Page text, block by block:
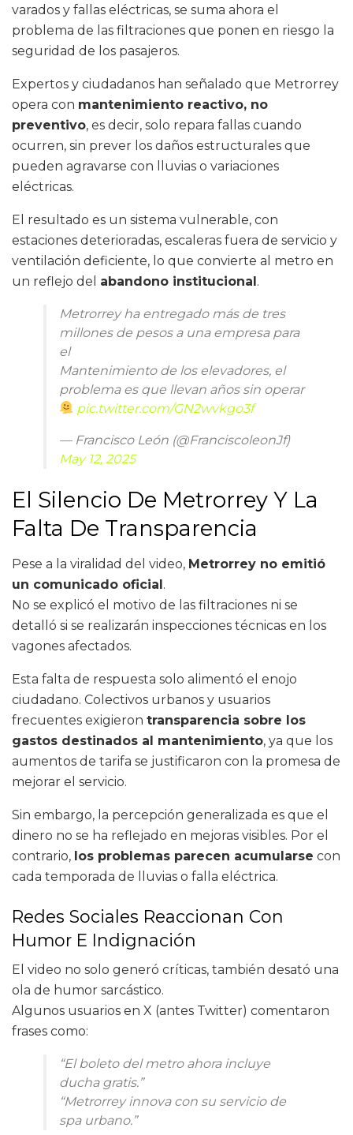
varados y fallas eléctricas, se suma ahora el
problema de las filtraciones que ponen en riesgo la
seguridad de los pasajeros.
Expertos y ciudadanos han señalado que Metrorrey
opera con mantenimiento reactivo, no
preventivo, es decir, solo repara fallas cuando
ocurren, sin prever los daños estructurales que
pueden agravarse con lluvias o variaciones
eléctricas.
El resultado es un sistema vulnerable, con
estaciones deterioradas, escaleras fuera de servicio y
ventilación deficiente, lo que convierte al metro en
un reflejo del abandono institucional.
Metrorrey ha entregado más de tres
millones de pesos a una empresa para
el
Mantenimiento de los elevadores, el
problema es que llevan años sin operar
pic.twitter.com/GN2wvkgo3f
— Francisco León (@FranciscoleonJf)
May 12, 2025
El Silencio De Metrorrey Y La
Falta De Transparencia
Pese a la viralidad del video, Metrorrey no emitió
un comunicado oficial.
No se explicó el motivo de las filtraciones ni se
detalló si se realizarán inspecciones técnicas en los
vagones afectados.
Esta falta de respuesta solo alimentó el enojo
ciudadano. Colectivos urbanos y usuarios
frecuentes exigieron transparencia sobre los
gastos destinados al mantenimiento, ya que los
aumentos de tarifa se justificaron con la promesa de
mejorar el servicio.
Sin embargo, la percepción generalizada es que el
dinero no se ha reflejado en mejoras visibles. Por el
contrario, los problemas parecen acumularse con
cada temporada de lluvias o falla eléctrica.
Redes Sociales Reaccionan Con
Humor E Indignación
El video no solo generó críticas, también desató una
ola de humor sarcástico.
Algunos usuarios en X (antes Twitter) comentaron
frases como:
“El boleto del metro ahora incluye
ducha gratis.”
“Metrorrey innova con su servicio de
spa urbano.”